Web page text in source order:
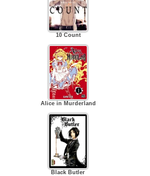
10 Count
Alice in Murderland
Black Butler